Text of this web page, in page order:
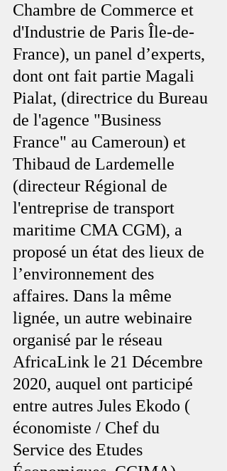
Chambre de Commerce et
d'Industrie de Paris Île-de-
France), un panel d’experts,
dont ont fait partie Magali
Pialat, (directrice du Bureau
de l'agence "Business
France" au Cameroun) et
Thibaud de Lardemelle
(directeur Régional de
l'entreprise de transport
maritime CMA CGM), a
proposé un état des lieux de
l’environnement des
affaires. Dans la même
lignée, un autre webinaire
organisé par le réseau
AfricaLink le 21 Décembre
2020, auquel ont participé
entre autres Jules Ekodo (
économiste / Chef du
Service des Etudes